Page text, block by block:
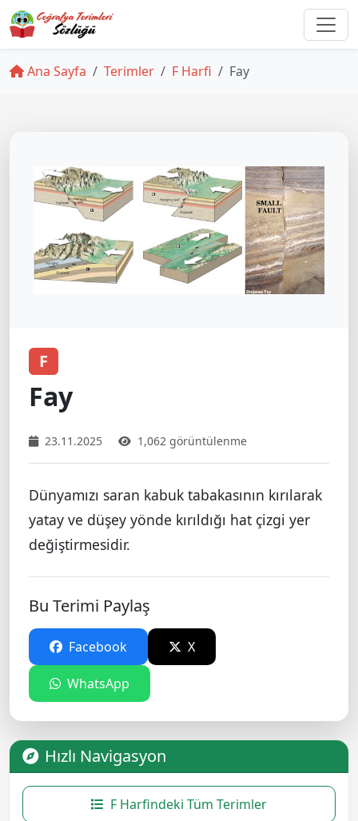
Ana Sayfa Terimler F Harfi Fay
F
Fay
23.11.2025 1,062 görüntülenme
Dünyamızı saran kabuk tabakasının kırılarak
yatay ve düşey yönde kırıldığı hat çizgi yer
değiştirmesidir.
Bu Terimi Paylaş
Facebook X
WhatsApp
Hızlı Navigasyon
F Harfindeki Tüm Terimler